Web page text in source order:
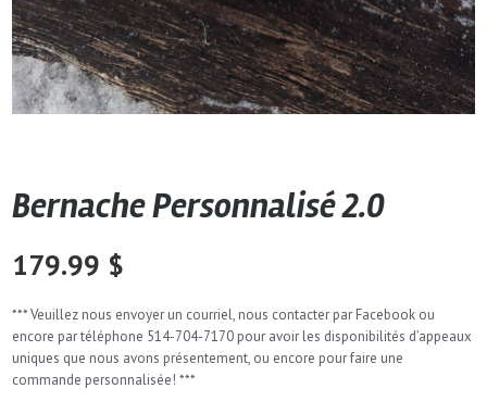
Bernache Personnalisé 2.0
179.99 $
*** Veuillez nous envoyer un courriel, nous contacter par Facebook ou
encore par téléphone 514-704-7170 pour avoir les disponibilités d’appeaux
uniques que nous avons présentement, ou encore pour faire une
commande personnalisée! ***